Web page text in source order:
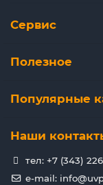
Сервис
Полезное
Популярные
Наши
тел: +7 (343)
e-mail: